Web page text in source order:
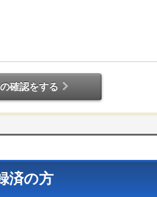
確認をする
済の方